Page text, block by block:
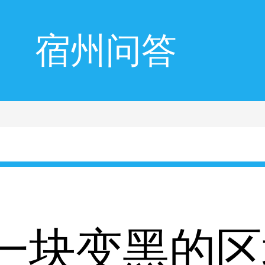
宿州问答
块变黑的